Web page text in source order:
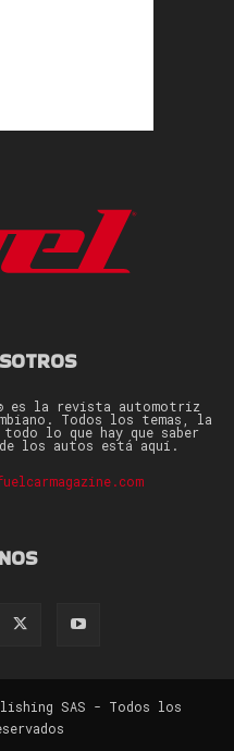
es la revista automotriz
Todos los temas, la
lo que hay que saber
de los autos está aquí.
SAS - Todos los